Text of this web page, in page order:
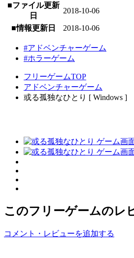
■ファイル更新
日
2018-10-06
■情報更新日 2018-10-06
#アドベンチャーゲーム
#ホラーゲーム
フリーゲームTOP
アドベンチャーゲーム
或る孤独なひとり [ Windows ]
このフリーゲームのレ
コメント・レビューを追加する